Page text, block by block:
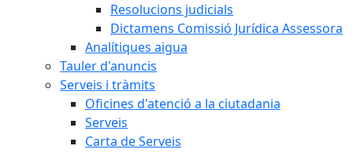
Resolucions judicials
Dictamens Comissió Jurídica Assessora
Analítiques aigua
Tauler d'anuncis
Serveis i tràmits
Oficines d'atenció a la ciutadania
Serveis
Carta de Serveis